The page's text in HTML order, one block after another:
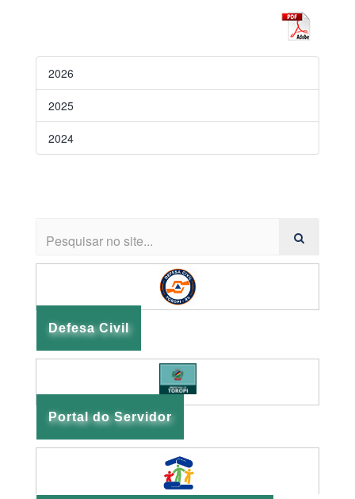
2026
2025
2024
Defesa Civil
Portal do Servidor